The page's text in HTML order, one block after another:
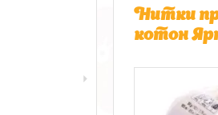
Нитки
котон